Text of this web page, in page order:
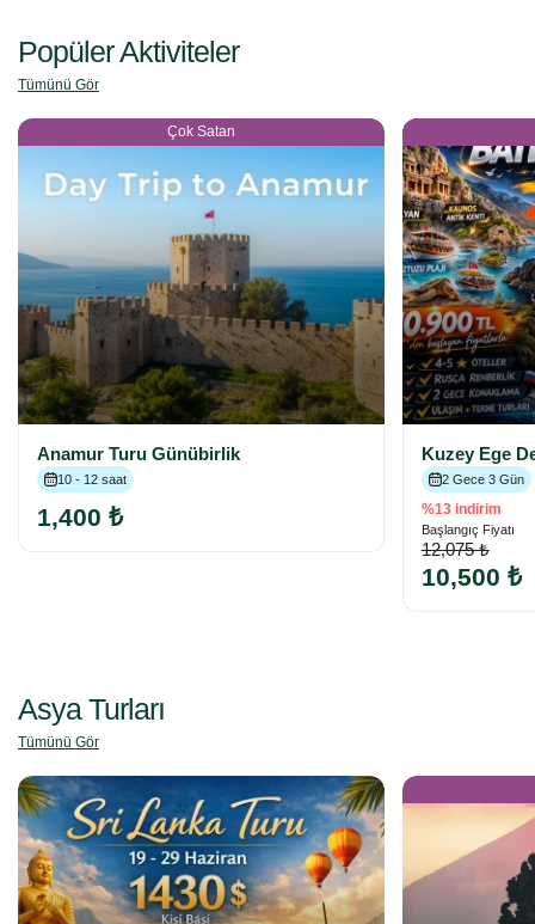
Popüler Aktiviteler
Tümünü Gör
Çok Satan
Anamur Turu Günübirlik
10 - 12 saat
1,400 ₺
Kuzey Ege
2 Gece 3 Gün
%13 indirim
Başlangıç Fiyatı
12,075 ₺
10,500 ₺
Asya Turları
Tümünü Gör